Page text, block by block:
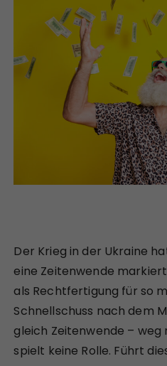
Der Krieg in der Ukraine
eine Zeitenwende
als Rechtfertigung für so
Schnellschuss nach dem
gleich Zeitenwende – weg
spielt keine Rolle. Führt